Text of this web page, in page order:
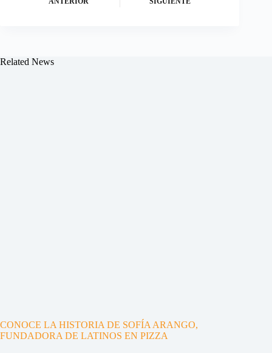
Related News
CONOCE LA HISTORIA DE SOFÍA ARANGO,
FUNDADORA DE LATINOS EN PIZZA